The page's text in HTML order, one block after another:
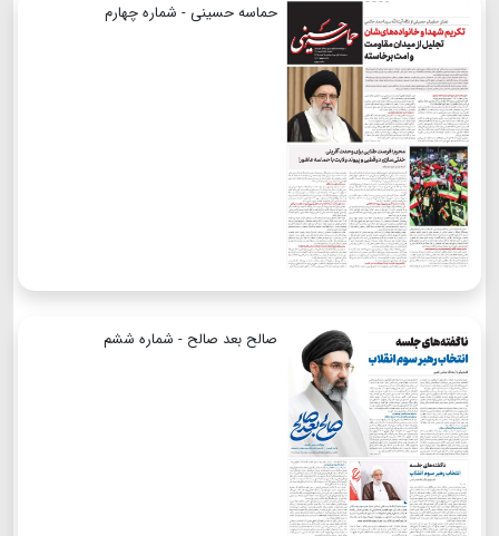
حماسه حسینی - شماره چهارم
صالح بعد صالح - شماره ششم